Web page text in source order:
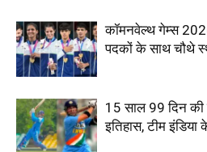
कॉमनवेल्थ गेम्स
पदकों के साथ चौथे
15 साल 99 दिन की
इतिहास, टीम